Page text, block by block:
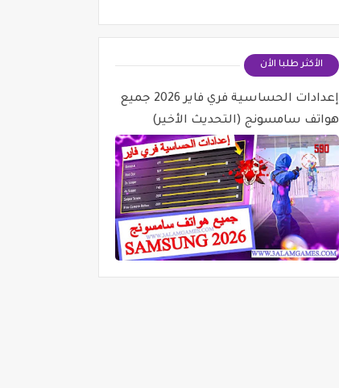
الأكثر طلبا الأن
إعدادات الحساسية فري فاير 2026 جميع
هواتف سامسونج (التحديث الأخير)